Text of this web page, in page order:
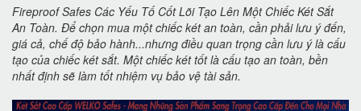
Fireproof Safes Các Yếu Tố Cốt Lõi Tạo Lên Một Chiếc Két Sắt
An Toàn. Để chọn mua một chiếc két an toàn, cần phải lưu ý đến,
giá cả, chế độ bảo hành...nhưng điều quan trọng cần lưu ý là cấu
tạo của chiếc két sắt. Một chiếc két tốt là cấu tạo an toàn, bền
nhất định sẽ làm tốt nhiệm vụ bảo vệ tài sản.